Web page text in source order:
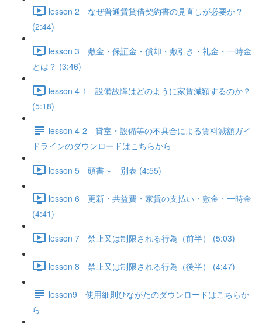
lesson 2 なぜ普通賃貸借契約書の見直しが必要か？
(2:44)
lesson 3 敷金・保証金・償却・敷引き・礼金・一時金
とは？ (3:46)
lesson 4-1 設備故障はどのように家賃減額するのか？
(5:18)
lesson 4-2 貸室・設備等の不具合による賃料減額ガイ
ドラインのダウンロードはこちらから
lesson 5 頭書～ 別表 (4:55)
lesson 6 更新・共益費・家賃の支払い・敷金・一時金
(4:41)
lesson 7 禁止又は制限される行為（前半） (5:03)
lesson 8 禁止又は制限される行為（後半） (4:47)
lesson9 使用細則ひながたのダウンロードはこちらか
ら